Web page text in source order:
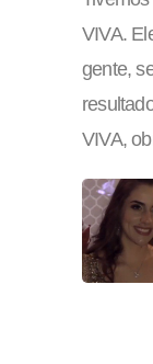
VIVA.
gente,
VIVA,